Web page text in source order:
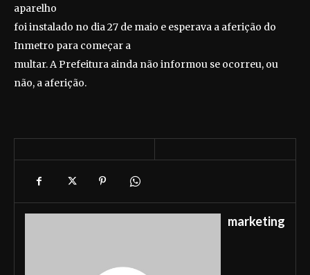
aparelho
foi instalado no dia 27 de maio e esperava a aferição do
Inmetro para começar a
multar. A Prefeitura ainda não informou se ocorreu, ou
não, a aferição.
marketing